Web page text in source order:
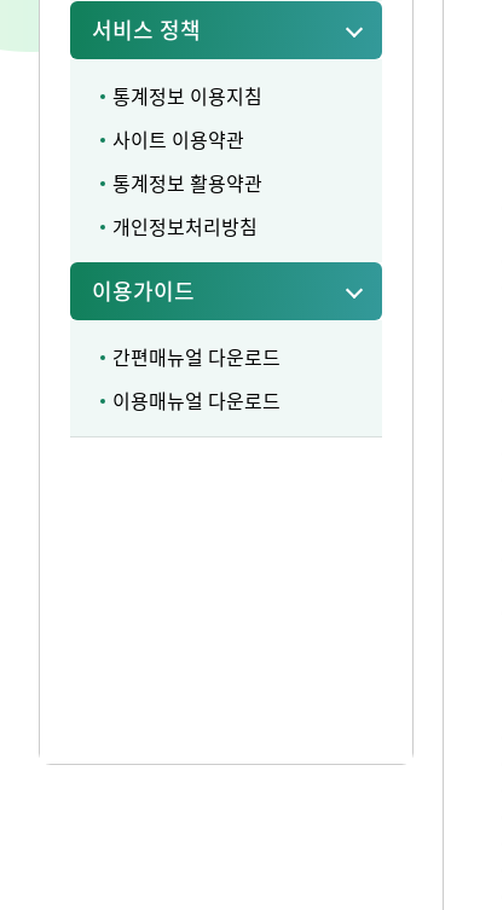
서비스 정책
통계정보 이용지침
사이트 이용약관
통계정보 활용약관
개인정보처리방침
이용가이드
간편매뉴얼 다운로드
이용매뉴얼 다운로드